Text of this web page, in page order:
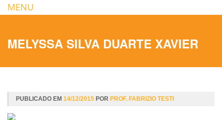
MENU
MELYSSA SILVA DUARTE XAVIER
PUBLICADO EM 14/12/2015 POR PROF. FABRIZIO TESTI